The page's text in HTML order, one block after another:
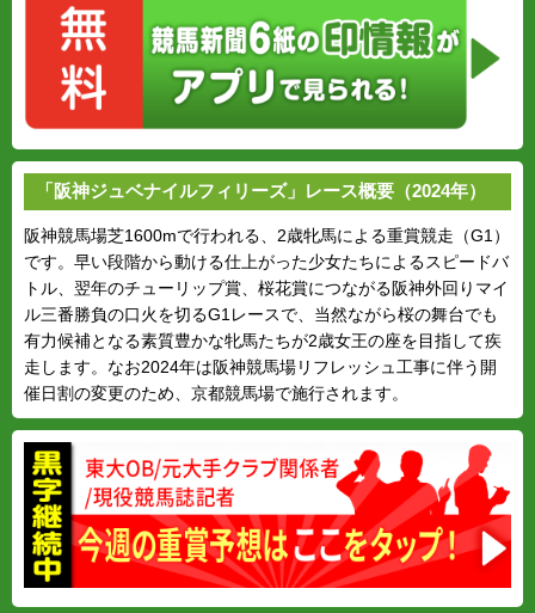
「阪神ジュベナイルフィリーズ」レース概要（2024年）
阪神競馬場芝1600mで行われる、2歳牝馬による重賞競走（G1）
です。早い段階から動ける仕上がった少女たちによるスピードバ
トル、翌年のチューリップ賞、桜花賞につながる阪神外回りマイ
ル三番勝負の口火を切るG1レースで、当然ながら桜の舞台でも
有力候補となる素質豊かな牝馬たちが2歳女王の座を目指して疾
走します。なお2024年は阪神競馬場リフレッシュ工事に伴う開
催日割の変更のため、京都競馬場で施行されます。